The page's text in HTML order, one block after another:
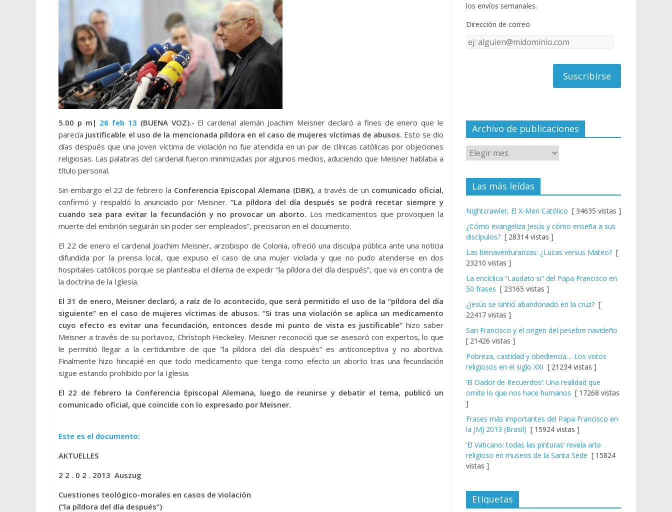
5.00 p m| 26 feb 13 (BUENA VOZ).- El cardenal alemán Joachim Meisner declaró a fines de enero que le
parecía justificable el uso de la mencionada píldora en el caso de mujeres víctimas de abusos. Esto se dio
días después que una joven víctima de violación no fue atendida en un par de clínicas católicas por objeciones
religiosas. Las palabras del cardenal fueron minimizadas por algunos medios, aduciendo que Meisner hablaba a
título personal.
Sin embargo el 22 de febrero la Conferencia Episcopal Alemana (DBK), a través de un comunicado oficial,
confirmó y respaldó lo anunciado por Meisner.“La píldora del día después se podrá recetar siempre y
cuando sea para evitar la fecundación y no provocar un aborto. Los medicamentos que provoquen la
muerte del embrión seguirán sin poder ser empleados”, precisaron en el documento.
El 22 de enero el cardenal Joachim Meisner, arzobispo de Colonia, ofreció una disculpa pública ante una noticia
difundida por la prensa local, que expuso el caso de una mujer violada y que no pudo atenderse en dos
hospitales católicos porque se planteaba el dilema de expedir “la píldora del día después”, que va en contra de
la doctrina de la Iglesia.
El 31 de enero, Meisner declaró, a raíz de lo acontecido, que será permitido el uso de la “píldora del día
siguiente” en el caso de mujeres víctimas de abusos. “Si tras una violación se aplica un medicamento
cuyo efecto es evitar una fecundación, entonces desde mi punto de vista es justificable” hizo saber
Meisner a través de su portavoz, Christoph Heckeley. Meisner reconoció que se asesoró con expertos, lo que
le permitió llegar a la certidumbre de que “la píldora del día después” es anticonceptiva y no abortiva.
Finalmente hizo hincapié en que todo medicamento que tenga como efecto un aborto tras una fecundación
sigue estando prohibido por la Iglesia.
El 22 de febrero la Conferencia Episcopal Alemana, luego de reunirse y debatir el tema, publicó un
comunicado oficial, que coincide con lo expresado por Meisner.
Este es el documento:
AKTUELLES
2 2 . 0 2 . 2013 Auszug
Cuestiones teológico-morales en casos de violación
(“la píldora del día después”)
o
k e
C
el
los envíos semanales.
Dirección de correo
Dirección
Archivo de publicaciones
Las más leídas
Nightcrawler, El X-Men Católico [ 34635 vistas ]
¿Cómo evangeliza Jesús y cómo enseña a sus
discípulos? [ 28314 vistas ]
Las bienaventuranzas: ¿Lucas versus Mateo? [
23210 vistas ]
La encíclica “Laudato si” del Papa Francisco en
50 frases [ 23165 vistas ]
¿Jesús se sintió abandonado en la cruz? [
22417 vistas ]
San Francisco y el origen del pesebre navideño
[ 21426 vistas ]
Pobreza, castidad y obediencia… Los votos
religiosos en el siglo XXI [ 21234 vistas ]
‘El Dador de Recuerdos’: Una realidad que
omite lo que nos hace humanos [ 17268 vistas
]
Frases más importantes del Papa Francisco en
la JMJ 2013 (Brasil) [ 15924 vistas ]
‘El Vaticano: todas las pinturas’ revela arte
religioso en museos de la Santa Sede [ 15824
vistas ]
Etiquetas